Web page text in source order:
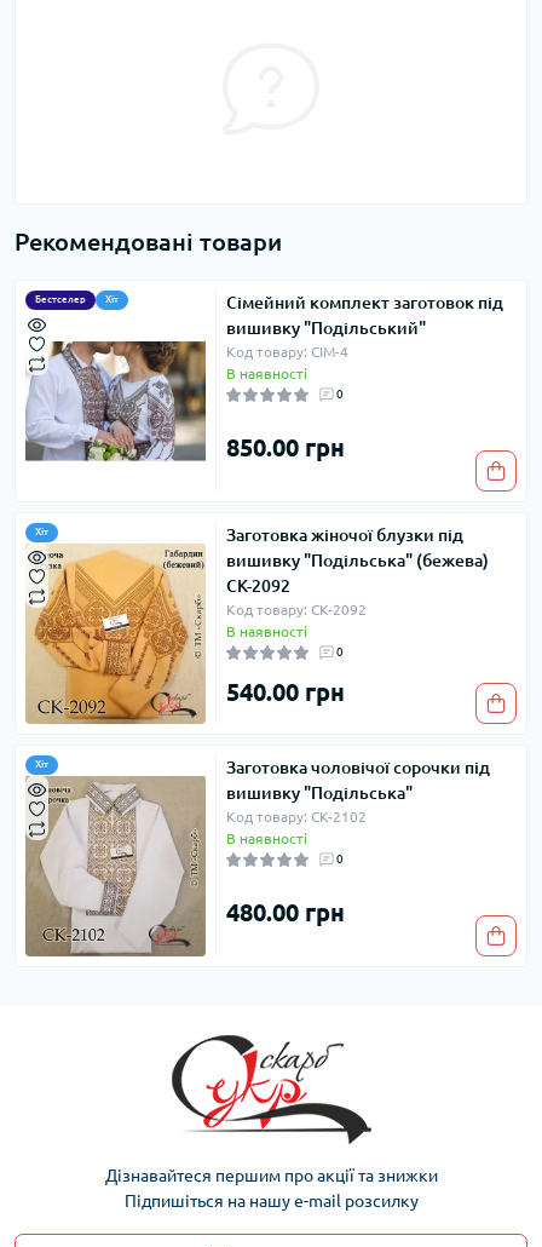
Рекомендовані товари
Бестселер Хіт
Сімейний комплект заготовок під
вишивку "Подільський"
Код товару: СІМ-4
В наявності
0
850.00 грн
Хіт
Заготовка жіночої блузки під
вишивку "Подільська" (бежева)
СК-2092
Код товару: СК-2092
В наявності
0
540.00 грн
Хіт
Заготовка чоловічої сорочки під
вишивку "Подільська"
Код товару: СК-2102
В наявності
0
480.00 грн
Дізнавайтеся першим про акції та знижки
Підпишіться на нашу e-mail розсилку